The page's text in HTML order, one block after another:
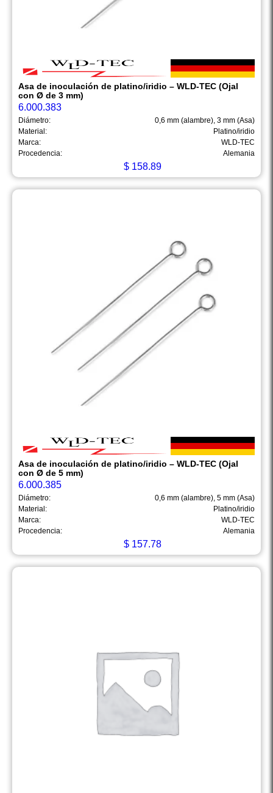
Asa de inoculación de platino/iridio – WLD-TEC (Ojal
con Ø de 3 mm)
6.000.383
Diámetro:
0,6 mm (alambre), 3 mm (Asa)
Material:
Platino/iridio
Marca:
WLD-TEC
Procedencia:
Alemania
$ 158.89
Asa de inoculación de platino/iridio – WLD-TEC (Ojal
con Ø de 5 mm)
6.000.385
Diámetro:
0,6 mm (alambre), 5 mm (Asa)
Material:
Platino/iridio
Marca:
WLD-TEC
Procedencia:
Alemania
$ 157.78